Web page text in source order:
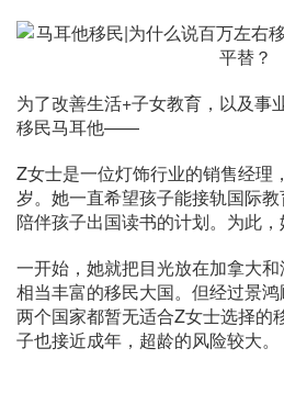
为了改善生活+子女教育，以及事
移民马耳他——
Z女士是一位灯饰行业的销售经理
岁。她一直希望孩子能接轨国际
陪伴孩子出国读书的计划。为此，
一开始，她就把目光放在加拿大
相当丰富的移民大国。但经过景
两个国家都暂无适合Z女士选择的
子也接近成年，超龄的风险较大。